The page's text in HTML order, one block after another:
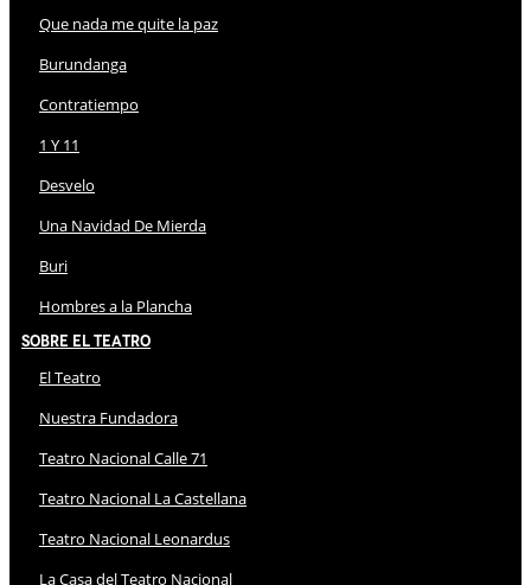
Que nada me quite la paz
Burundanga
Contratiempo
1 Y 11
Desvelo
Una Navidad De Mierda
Buri
Hombres a la Plancha
Sobre El Teatro
El Teatro
Nuestra Fundadora
Teatro Nacional Calle 71
Teatro Nacional La Castellana
Teatro Nacional Leonardus
La Casa del Teatro Nacional